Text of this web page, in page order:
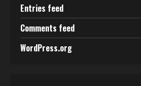
Entries feed
Comments feed
WordPress.org